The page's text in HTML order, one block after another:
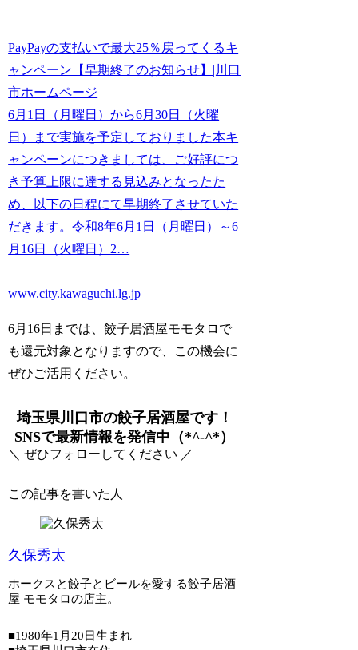
PayPayの支払いで最大25％戻ってくるキ
ャンペーン【早期終了のお知らせ】|川口
市ホームページ
6月1日（月曜日）から6月30日（火曜
日）まで実施を予定しておりました本キ
ャンペーンにつきましては、ご好評につ
き予算上限に達する見込みとなったた
め、以下の日程にて早期終了させていた
だきます。令和8年6月1日（月曜日）～6
月16日（火曜日）2…
www.city.kawaguchi.lg.jp
6月16日までは、餃子居酒屋モモタロで
も還元対象となりますので、この機会に
ぜひご活用ください。
埼玉県川口市の餃子居酒屋です！
SNSで最新情報を発信中（*^-^*）
＼ ぜひフォローしてください ／
この記事を書いた人
久保秀太
ホークスと餃子とビールを愛する餃子居酒
屋 モモタロの店主。
■1980年1月20日生まれ